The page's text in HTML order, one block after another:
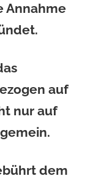
Annahme
auf
nur auf
dem